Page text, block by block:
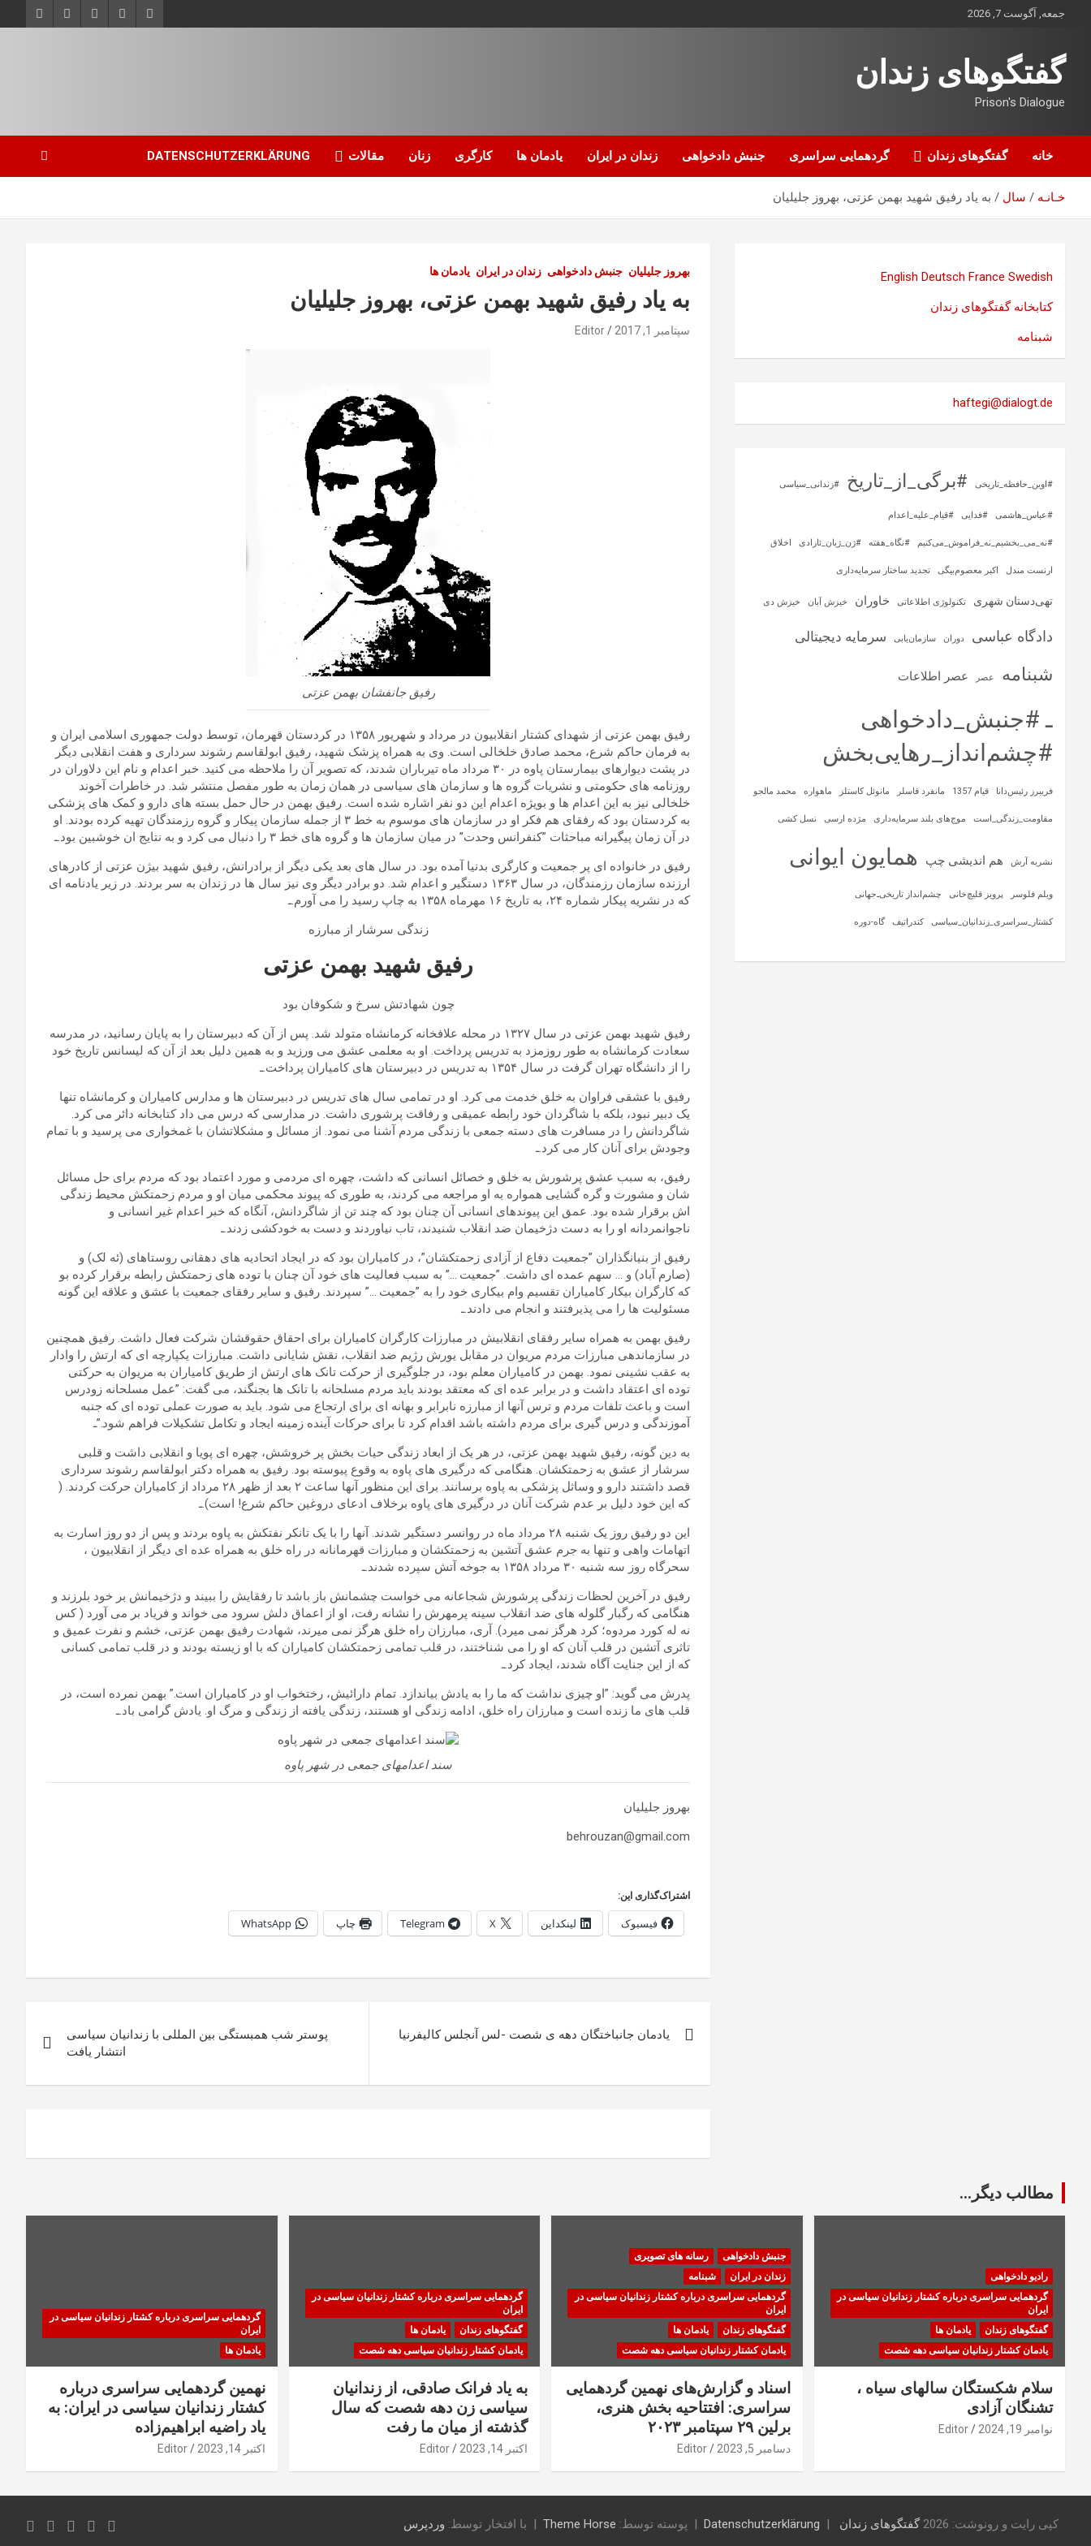
جمعه, آگوست 7, 2026
گفتگوهای زندان
Prison's Dialogue
خانه گفتگوهای زندان گردهمایی سراسری جنبش دادخواهی زندان در ایران یادمان ها کارگری زنان مقالات DATENSCHUTZERKLÄRUNG
خـانـه سال به یاد رفیق شهید بهمن عزتی، بهروز جلیلیان
بهروز جلیلیان جنبش دادخواهی زندان در ایران یادمان ها
به یاد رفیق شهید بهمن عزتی، بهروز جلیلیان
سپتامبر 1, 2017 Editor
رفیق جانفشان بهمن عزتی
رفیق بهمن عزتی از شهدای کشتار انقلابیون در مرداد و شهریور ۱۳۵۸ در کردستان قهرمان، توسط دولت جمهوری اسلامی ایران و
به فرمان حاکم شرع، محمد صادق خلخالی است. وی به همراه پزشک شهید، رفیق ابولقاسم رشوند سرداری و هفت انقلابی دیگر
در پشت دیوارهای بیمارستان پاوه در ۳۰ مرداد ماه تیرباران شدند، که تصویر آن را ملاحظه می کنید. خبر اعدام و نام این دلاوران در
روزنامه های حکومتی و نشریات گروه ها و سازمان های سیاسی در همان زمان به طور مفصل منتشر شد. در خاطرات آخوند
خلخالی نیز به این اعدام ها و بویژه اعدام این دو نفر اشاره شده است. رفیق بهمن در حال حمل بسته های دارو و کمک های پزشکی
به کردستان بود که رفقای هم فکر او در سازمان های موسوم به خط ۳ از جمله سازمان پیکار و گروه رزمندگان تهیه کرده بودند. او
در آن زمان پیگیرانه مباحثات ”کنفرانس وحدت” در میان سازمان ها و گروه های خط ۳ را دنبال می کرد و به نتایج ان خوشبین بود.ـ
رفیق در خانواده ای پر جمعیت و کارگری بدنیا آمده بود. در سال های بعد یکی دیگر از برادرانش، رفیق شهید بیژن عزتی از کادرهای
ارزنده سازمان رزمندگان، در سال ۱۳۶۳ دستگیر و اعدام شد. دو برادر دیگر وی نیز سال ها در زندان به سر بردند. در زیر یادنامه ای
که در نشریه پیکار شماره ۲۴، به تاریخ ۱۶ مهرماه ۱۳۵۸ به چاپ رسید را می آورم.ـ
زندگی سرشار از مبارزه
رفیق شهید بهمن عزتی
چون شهادتش سرخ و شکوفان بود
رفیق شهید بهمن عزتی در سال ۱۳۲۷ در محله علافخانه کرمانشاه متولد شد. پس از آن که دبیرستان را به پایان رسانید، در مدرسه
سعادت کرمانشاه به طور روزمزد به تدریس پرداخت. او به معلمی عشق می ورزید و به همین دلیل بعد از آن که لیسانس تاریخ خود
را از دانشگاه تهران گرفت در سال ۱۳۵۴ به تدریس در دبیرستان های کامیاران پرداخت.ـ
رفیق با عشقی فراوان به خلق خدمت می کرد. او در تمامی سال های تدریس در دبیرستان ها و مدارس کامیاران و کرمانشاه تنها
یک دبیر نبود، بلکه با شاگردان خود رابطه عمیقی و رفاقت پرشوری داشت. در مدارسی که درس می داد کتابخانه دائر می کرد.
شاگردانش را در مسافرت های دسته جمعی با زندگی مردم آشنا می نمود. از مسائل و مشکلاتشان با غمخواری می پرسید و با تمام
وجودش برای آنان کار می کرد.ـ
رفیق، به سبب عشق پرشورش به خلق و خصائل انسانی که داشت، چهره ای مردمی و مورد اعتماد بود که مردم برای حل مسائل
شان و مشورت و گره گشایی همواره به او مراجعه می کردند، به طوری که پیوند محکمی میان او و مردم زحمتکش محیط زندگی
اش برقرار شده بود. عمق این پیوندهای انسانی آن چنان بود که چند تن از شاگردانش، آنگاه که خبر اعدام غیر انسانی و
ناجوانمردانه او را به دست دژخیمان ضد انقلاب شنیدند، تاب نیاوردند و دست به خودکشی زدند.ـ
رفیق از بنیانگذاران ”جمعیت دفاع از آزادی زحمتکشان”، در کامیاران بود که در ایجاد اتحادیه های دهقانی روستاهای (ئه لک) و
(صارم آباد) و … سهم عمده ای داشت. ”جمعیت …” به سبب فعالیت های خود آن چنان با توده های زحمتکش رابطه برقرار کرده بو
که کارگران بیکار کامیاران تقسیم وام بیکاری خود را به ”جمعیت …” سپردند. رفیق و سایر رفقای جمعیت با عشق و علاقه این گونه
مسئولیت ها را می پذیرفتند و انجام می دادند.ـ
رفیق بهمن به همراه سایر رفقای انقلابیش در مبارزات کارگران کامیاران برای احقاق حقوقشان شرکت فعال داشت. رفیق همچنین
در سازماندهی مبارزات مردم مریوان در مقابل یورش رژیم ضد انقلاب، نقش شایانی داشت. مبارزات یکپارچه ای که ارتش را وادار
به عقب نشینی نمود. بهمن در کامیاران معلم بود، در جلوگیری از حرکت تانک های ارتش از طریق کامیاران به مریوان به حرکتی
توده ای اعتقاد داشت و در برابر عده ای که معتقد بودند باید مردم مسلحانه با تانک ها بجنگند، می گفت: ”عمل مسلحانه زودرس
است و باعث تلفات مردم و ترس آنها از مبارزه نابرابر و بهانه ای برای ارتجاع می شود. باید به صورت عملی توده ای که جنبه
آموزندگی و درس گیری برای مردم داشته باشد اقدام کرد تا برای حرکات آینده زمینه ایجاد و تکامل تشکیلات فراهم شود.”ـ
به دین گونه، رفیق شهید بهمن عزتی، در هر یک از ابعاد زندگی حیات بخش پر خروشش، چهره ای پویا و انقلابی داشت و قلبی
سرشار از عشق به زحمتکشان. هنگامی که درگیری های پاوه به وقوع پیوسته بود. رفیق به همراه دکتر ابولقاسم رشوند سرداری
قصد داشتند دارو و وساثل پزشکی به پاوه برسانند. برای این منظور آنها ساعت ۲ بعد از ظهر ۲۸ مرداد از کامیاران حرکت کردند. (
که این خود دلیل بر عدم شرکت آنان در درگیری های پاوه برخلاف ادعای دروغین حاکم شرع! است).ـ
این دو رفیق روز یک شنبه ۲۸ مرداد ماه در روانسر دستگیر شدند. آنها را با یک تانکر نفتکش به پاوه بردند و پس از دو روز اسارت به
اتهامات واهی و تنها به جرم عشق آتشین به زحمتکشان و مبارزات قهرمانانه در راه خلق به همراه عده ای دیگر از انقلابیون ،
سحرگاه روز سه شنبه ۳۰ مرداد ۱۳۵۸ به جوخه آتش سپرده شدند.ـ
رفیق در آخرین لحظات زندگی پرشورش شجاعانه می خواست چشمانش باز باشد تا رفقایش را ببیند و دژخیمانش بر خود بلرزند و
هنگامی که رگبار گلوله های ضد انقلاب سینه پرمهرش را نشانه رفت، او از اعماق دلش سرود می خواند و فریاد بر می آورد ( کس
نه له کورد مردوه؛ کرد هرگز نمی میرد). آری، مبارزان راه خلق هرگز نمی میرند، شهادت رفیق بهمن عزتی، خشم و نفرت عمیق و
تاثری آتشین در قلب آنان که او را می شناختند، در قلب تمامی زحمتکشان کامیاران که با او زیسته بودند و در قلب تمامی کسانی
که از این جنایت آگاه شدند، ایجاد کرد.ـ
پدرش می گوید: ”او چیزی نداشت که ما را به یادش بیاندازد. تمام دارائیش، رختخواب او در کامیاران است.” بهمن نمرده است، در
قلب های ما زنده است و مبارزان راه خلق، ادامه زندگی او هستند، زندگی یافته از زندگی و مرگ او. یادش گرامی باد.ـ
سند اعدامهای جمعی در شهر پاوه
بهروز جلیلیان
behrouzan@gmail.com
اشتراک‌گذاری این:
فیسبوک لینکداین X
Telegram چاپ WhatsApp
نوشته
یادمان جانباختگان دهه ی شصت -لس آنجلس کالیفرنیا
پوستر شب همبستگی بین المللی با زندانیان سیاسی
انتشار یافت
English Deutsch France Swedish
کتابخانه گفتگوهای زندان
شبنامه
haftegi@dialogt.de
#اوین_حافظه_تاریخی #برگی_از_تاریخ #زندانی_سیاسی
#عباس_هاشمی #فدایی #قیام_علیه_اعدام
#نه_می_بخشیم_نه_فراموش_می‌کنیم #نگاه_هفته #ژن_ژیان_ئازادی اخلاق
ارنست مندل اکبر معصوم‌بیگی تجدید ساختار سرمایه‌داری
تهی‌دستان شهری تکنولوژی اطلاعاتی خاوران خیزش آبان خیزش دی
دادگاه عباسی دوران سازمان‌یابی سرمایه‌ دیجیتالی
شبنامه عصر عصر اطلاعات
ـ #جنبش_دادخواهی
#چشم‌انداز_رهایی‌بخش
فریبرز رئیس‌دانا قیام 1357 مانفرد فاسلر مانوئل کاستلز ماهواره‌ محمد مالجو
مقاومت_زندگی_است موج‌های بلند سرمایه‌داری مژده ارسی نسل کشی
نشریه آرش هم اندیشی چپ همایون ایوانی
ویلم فلوسر پرویز قلیچ‌خانی چشم‌انداز تاریخی‌ـ‌جهانی
کشتار_سراسری_زندانیان_سیاسی کندراتیف گاه-دوره
مطالب دیگر...
رادیو دادخواهی
گردهمایی سراسری درباره کشتار زندانیان سیاسی در
ایران
گفتگوهای زندان
یادمان ها
یادمان کشتار زندانیان سیاسی دهه شصت
سلام شکستگان سالهای سیاه ،
تشنگان آزادی
نوامبر 19, 2024 Editor
جنبش دادخواهی
رسانه های تصویری
زندان در ایران
شبنامه
گردهمایی سراسری درباره کشتار زندانیان سیاسی در
ایران
گفتگوهای زندان
یادمان ها
یادمان کشتار زندانیان سیاسی دهه شصت
اسناد و گزارش‌های نهمین گردهمایی
سراسری: افتتاحیه بخش هنری،
برلین ۲۹ سپتامبر ۲۰۲۳
دسامبر 5, 2023 Editor
گردهمایی سراسری درباره کشتار زندانیان سیاسی در
ایران
گفتگوهای زندان
یادمان ها
یادمان کشتار زندانیان سیاسی دهه شصت
به یاد فرانک صادقی، از زندانیان
سیاسی زن دهه شصت که سال
گذشته از میان ما رفت
اکتبر 14, 2023 Editor
گردهمایی سراسری درباره کشتار زندانیان سیاسی در
ایران
یادمان ها
نهمین گردهمایی سراسری درباره
کشتار زندانیان سیاسی در ایران: به
یاد راضیه ابراهیم‌زاده
اکتبر 14, 2023 Editor
کپی رایت و رونوشت: 2026 گفتگوهای زندان Datenschutzerklärung پوسته توسط: Theme Horse با افتخار توسط: وردپرس